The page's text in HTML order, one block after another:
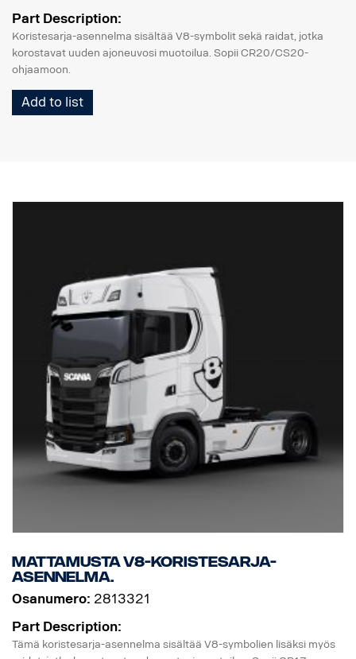
Part Description:
Koristesarja-asennelma sisältää V8-symbolit sekä raidat, jotka
korostavat uuden ajoneuvosi muotoilua. Sopii CR20/CS20-
ohjaamoon.
Add to list
Mattamusta V8-koristesarja-
asennelma.
Osanumero: 2813321
Part Description:
Tämä koristesarja-asennelma sisältää V8-symbolien lisäksi myös